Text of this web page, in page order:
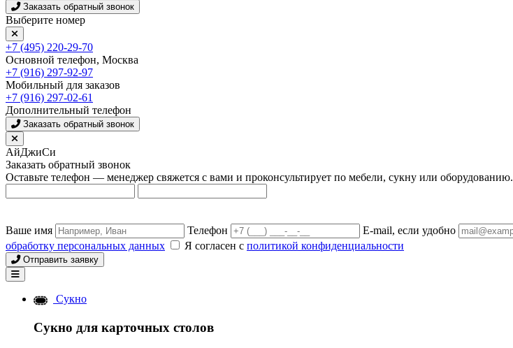
Заказать обратный звонок
Выберите номер
+7 (495) 220-29-70
Основной телефон, Москва
+7 (916) 297-92-97
Мобильный для заказов
+7 (916) 297-02-61
Дополнительный телефон
Заказать обратный звонок
АйДжиСи
Заказать обратный звонок
Оставьте телефон — менеджер свяжется с вами и проконсультирует по мебели, сукну или оборудованию.
Ваше имя Телефон E-mail, если удобно
обработку персональных данных
Я согласен с политикой конфиденциальности
Отправить заявку
Сукно
Сукно для карточных столов